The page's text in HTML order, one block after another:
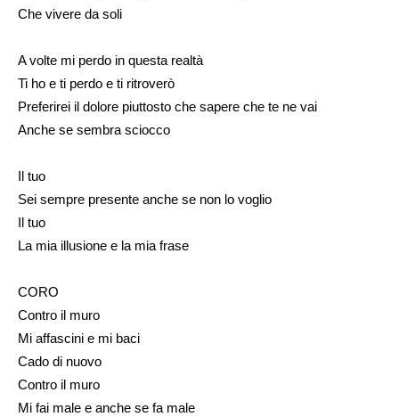
Che vivere da soli
A volte mi perdo in questa realtà
Ti ho e ti perdo e ti ritroverò
Preferirei il dolore piuttosto che sapere che te ne vai
Anche se sembra sciocco
Il tuo
Sei sempre presente anche se non lo voglio
Il tuo
La mia illusione e la mia frase
CORO
Contro il muro
Mi affascini e mi baci
Cado di nuovo
Contro il muro
Mi fai male e anche se fa male